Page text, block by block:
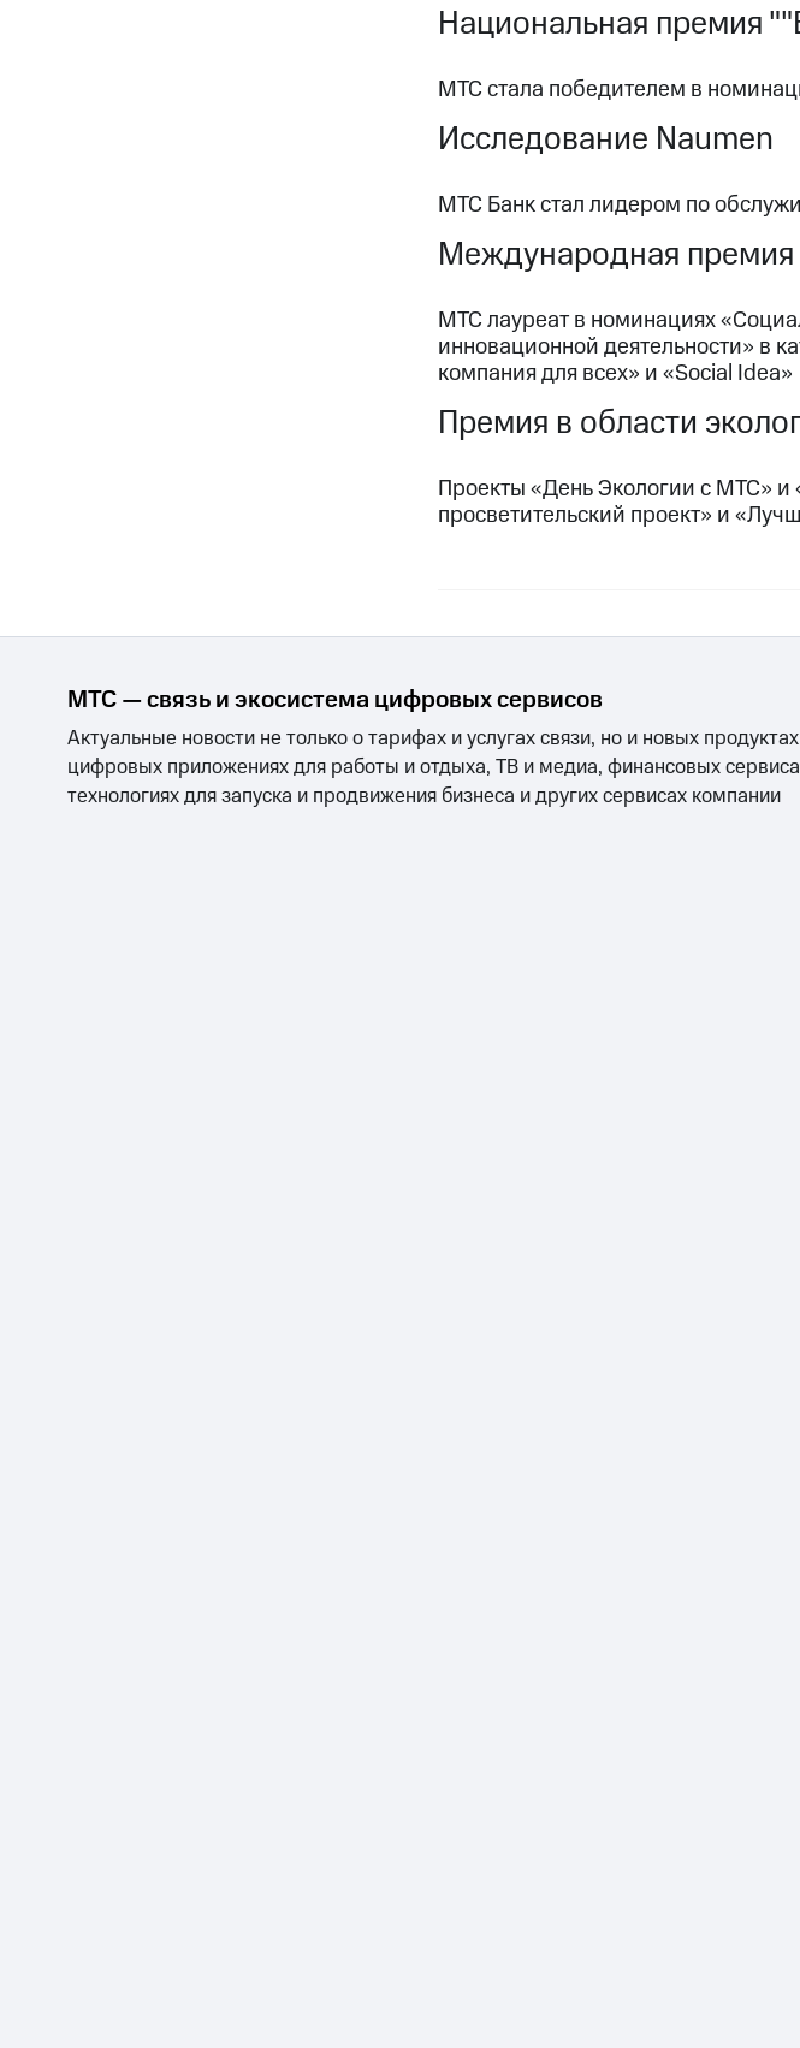
Национальная премия
МТС стала победителем в
Исследование Naumen
МТС Банк стал лидером по
Международная
МТС лауреат в номинациях
инновационной деятельности» в
компания для всех» и «Social Idea»
Премия в области
Проекты «День Экологии с МТС»
просветительский проект» и
МТС — связь и экосистема цифровых сервисов
Актуальные новости не только о тарифах и услугах связи, но и новых
цифровых приложениях для работы и отдыха, ТВ и медиа, финансовых
технологиях для запуска и продвижения бизнеса и других сервисах компании